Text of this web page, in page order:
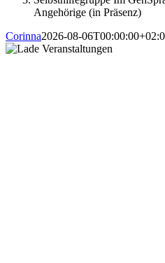
Angehörige (in Präsenz)
Corinna2026-08-